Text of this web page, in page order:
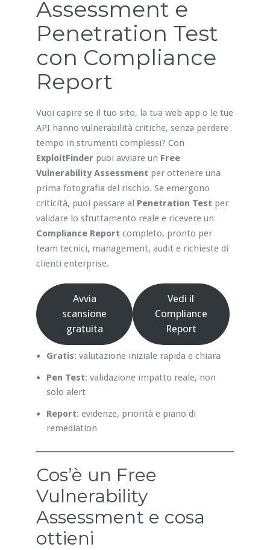
Assessment e
Penetration Test
con Compliance
Report
Vuoi capire se il tuo sito, la tua web app o le tue
API hanno vulnerabilità critiche, senza perdere
tempo in strumenti complessi? Con
ExploitFinder puoi avviare un Free
Vulnerability Assessment per ottenere una
prima fotografia del rischio. Se emergono
criticità, puoi passare al Penetration Test per
validare lo sfruttamento reale e ricevere un
Compliance Report completo, pronto per
team tecnici, management, audit e richieste di
clienti enterprise.
Avvia
scansione
gratuita
Vedi il
Compliance
Report
Gratis: valutazione iniziale rapida e chiara
Pen Test: validazione impatto reale, non
solo alert
Report: evidenze, priorità e piano di
remediation
Cos’è un Free
Vulnerability
Assessment e cosa
ottieni